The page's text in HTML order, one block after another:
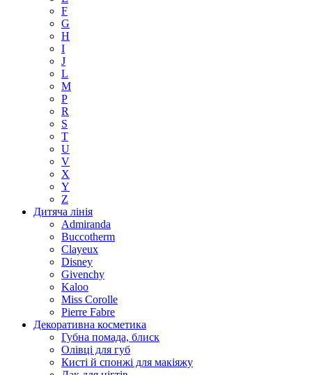
F
G
H
I
J
L
M
P
R
S
T
U
V
X
Y
Z
Дитяча лінія
Admiranda
Buccotherm
Clayeux
Disney
Givenchy
Kaloo
Miss Corolle
Pierre Fabre
Декоративна косметика
Губна помада, блиск
Олівці для губ
Кисті й спонжі для макіяжу